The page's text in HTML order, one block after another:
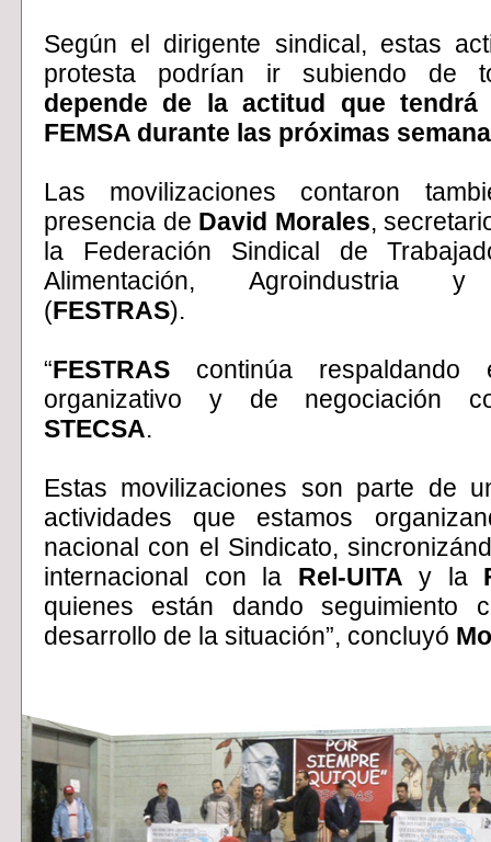
Según el dirigente sindical, estas
protesta podrían ir subiendo de
depende de la actitud que tendrá
FEMSA durante las próximas
Las movilizaciones contaron
presencia de David Morales,
la Federación Sindical de
Alimentación, Agroindustria y
(FESTRAS).
“FESTRAS continúa respaldando
organizativo y de negociación
STECSA.
Estas movilizaciones son parte de
actividades que estamos
nacional con el Sindicato,
internacional con la Rel-UITA y la
quienes están dando seguimiento
desarrollo de la situación”, concluyó